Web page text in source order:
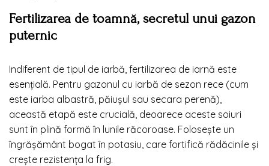
Fertilizarea de toamnă, secretul unui gazon
puternic
Indiferent de tipul de iarbă, fertilizarea de iarnă este
esențială. Pentru gazonul cu iarbă de sezon rece (cum
este iarba albastră, păiușul sau secara perenă),
această etapă este crucială, deoarece aceste soiuri
sunt în plină formă în lunile răcoroase. Folosește un
îngrășământ bogat în potasiu, care fortifică rădăcinile și
crește rezistența la frig.